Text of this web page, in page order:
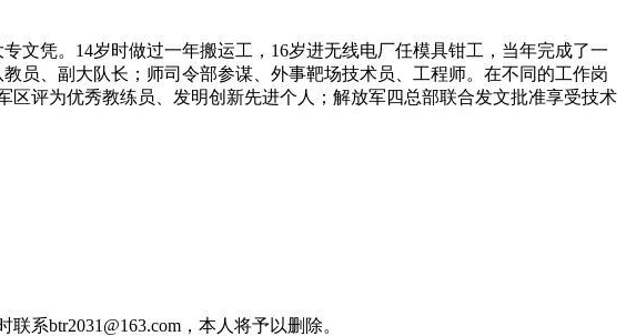
文凭。14岁时做过一年搬运工，16岁进无线电厂任模具钳工，当年完成了一
员、副大队长；师司令部参谋、外事靶场技术员、工程师。在不同的工作岗
评为优秀教练员、发明创新先进个人；解放军四总部联合发文批准享受技术
系btr2031@163.com，本人将予以删除。